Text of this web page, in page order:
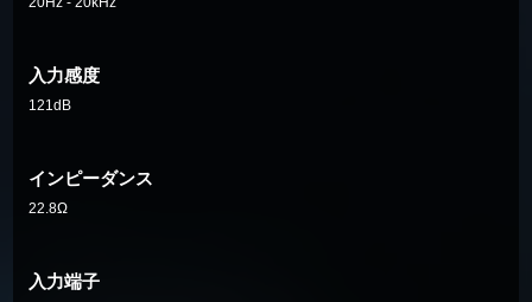
入力感度
121dB
インピーダンス
22.8Ω
入力端子